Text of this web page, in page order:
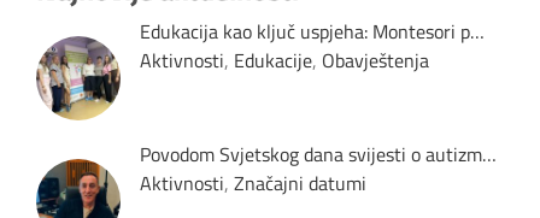
Edukacija kao ključ uspjeha: Montesori p…
Aktivnosti, Edukacije, Obavještenja
Povodom Svjetskog dana svijesti o autizm…
Aktivnosti, Značajni datumi